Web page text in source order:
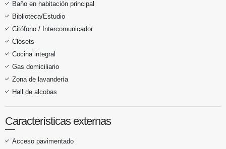
Baño en habitación principal
Biblioteca/Estudio
Citófono / Intercomunicador
Clósets
Cocina integral
Gas domiciliario
Zona de lavandería
Hall de alcobas
Características externas
Acceso pavimentado